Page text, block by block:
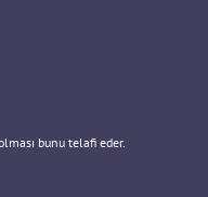
bunu telafi eder.